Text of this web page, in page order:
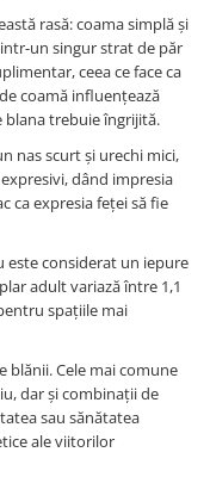
rasă: coama simplă și
un singur strat de păr
ceea ce face ca
coamă influențează
blana trebuie îngrijită.
nas scurt și urechi mici,
dând impresia
ca expresia feței să fie
este considerat un iepure
adult variază între 1,1
spațiile mai
blănii. Cele mai comune
dar și combinații de
sau sănătatea
ale viitorilor